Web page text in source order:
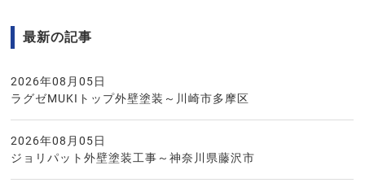
最新の記事
2026年08月05日
ラグゼMUKIトップ外壁塗装～川崎市多摩区
2026年08月05日
ジョリパット外壁塗装工事～神奈川県藤沢市